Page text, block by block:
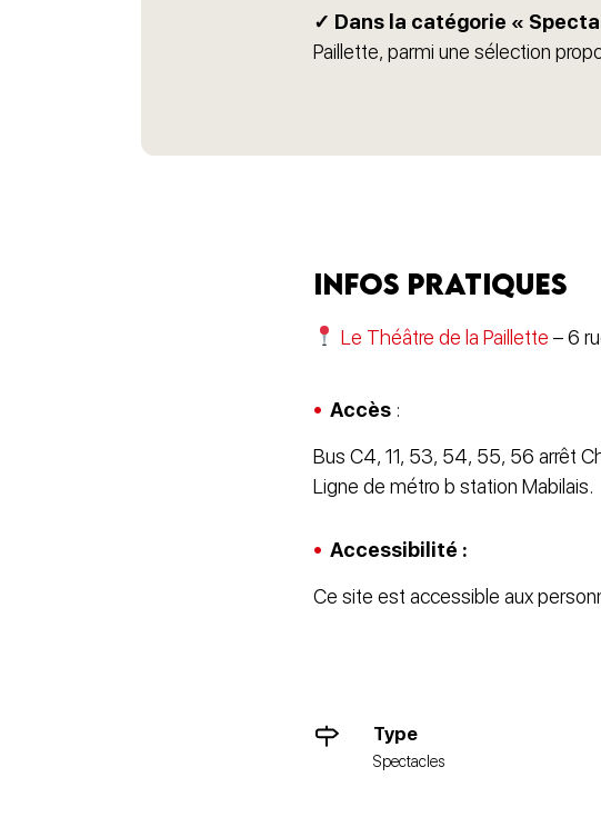
✓ Dans la catégorie «
Paillette, parmi une sélection
Infos pratiques
Le Théâtre de la Paillette – 6
Accès :
Bus C4, 11, 53, 54, 55, 56 arrêt
Ligne de métro b station Mabilais.
Accessibilité :
Ce site est accessible aux
Type
Spectacles